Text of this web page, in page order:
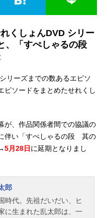
くしょんDVD シリー
、「すぺしゃるの段
リーズまでの数あるエピソ
ピソードをまとめたせれくし
が、作品関係者間での協議の
伴い「すぺしゃるの段 其の
5月28日 に延期となりまし
郎
時代。先祖だいだい、ヒ
に生まれた乱太郎は、一